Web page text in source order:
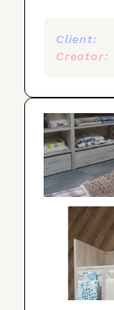
Client:
Creator: